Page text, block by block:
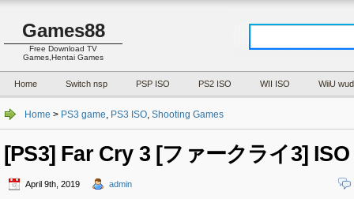
Games88
Free Download TV
Games,Hentai Games
Home Switch nsp PSP ISO PS2 ISO WII ISO WiiU wud
Home > PS3 game, PS3 ISO, Shooting Games
[PS3] Far Cry 3 [ファークライ3]
April 9th, 2019 admin